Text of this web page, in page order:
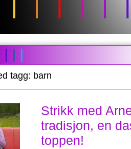
tagg: barn
Strikk med
tradisjon, en
toppen!